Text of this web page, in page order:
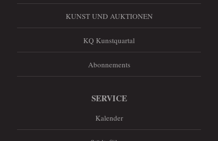
KUNST UND AUKTIONEN
KQ Kunstquartal
Abonnements
SERVICE
Kalender